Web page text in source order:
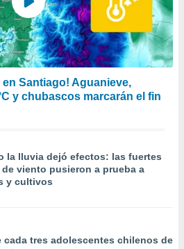
Santiago! Aguanieve,
y chubascos marcarán el fin
la lluvia dejó efectos: las fuertes
de viento pusieron a prueba a
y cultivos
cada tres adolescentes chilenos de